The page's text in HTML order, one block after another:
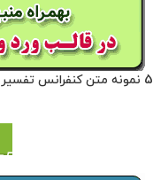
5 نمونه متن کنفرانس تفسیر قرآن کریم – پایه دوازدهم ( مرحله شهرستانی )